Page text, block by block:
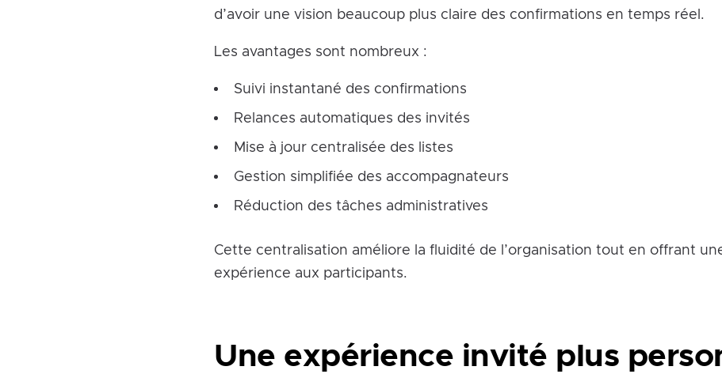
d’avoir une vision beaucoup plus claire des confirmations en temps réel.
Les avantages sont nombreux :
Suivi instantané des confirmations
Relances automatiques des invités
Mise à jour centralisée des listes
Gestion simplifiée des accompagnateurs
Réduction des tâches administratives
Cette centralisation améliore la fluidité de l’organisation tout en offrant
expérience aux participants.
Une expérience invité plus